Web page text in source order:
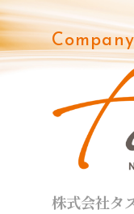
Company
株式会社タ